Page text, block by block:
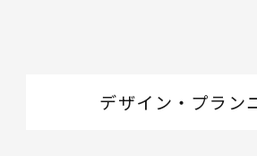
デザイン・プラン